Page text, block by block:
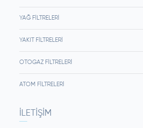
YAĞ FILTRELERI
YAKIT FILTRELERI
OTOGAZ FILTRELERI
ATOM FILTRELERI
İLETIŞIM